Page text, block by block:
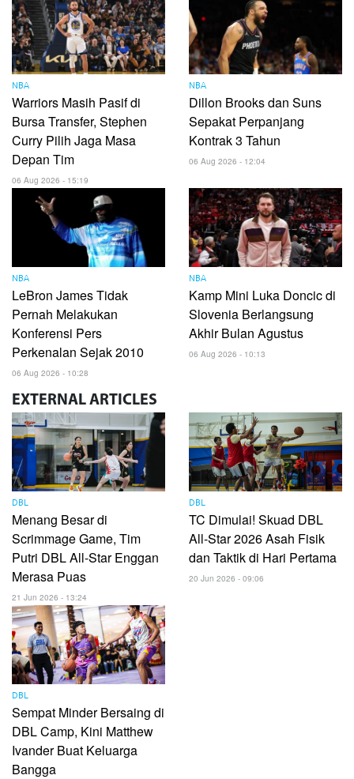
NBA
Warriors Masih Pasif di
Bursa Transfer, Stephen
Curry Pilih Jaga Masa
Depan Tim
06 Aug 2026 - 15:19
NBA
Dillon Brooks dan Suns
Sepakat Perpanjang
Kontrak 3 Tahun
06 Aug 2026 - 12:04
NBA
LeBron James Tidak
Pernah Melakukan
Konferensi Pers
Perkenalan Sejak 2010
06 Aug 2026 - 10:28
NBA
Kamp Mini Luka Doncic di
Slovenia Berlangsung
Akhir Bulan Agustus
06 Aug 2026 - 10:13
EXTERNAL ARTICLES
DBL
Menang Besar di
Scrimmage Game, Tim
Putri DBL All-Star Enggan
Merasa Puas
21 Jun 2026 - 13:24
DBL
TC Dimulai! Skuad DBL
All-Star 2026 Asah Fisik
dan Taktik di Hari Pertama
20 Jun 2026 - 09:06
DBL
Sempat Minder Bersaing di
DBL Camp, Kini Matthew
Ivander Buat Keluarga
Bangga